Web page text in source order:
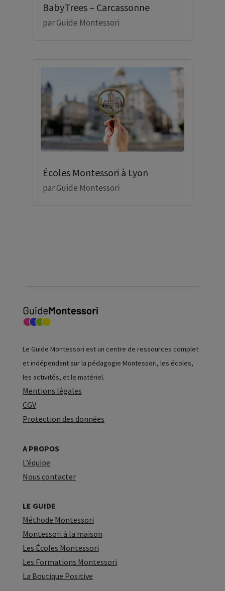
BabyTrees – Carcassonne
parGuide Montessori
Écoles Montessori à Lyon
parGuide Montessori
Le Guide Montessori est un centre de ressources complet
et indépendant sur la pédagogie Montessori, les écoles,
les activités, et le matériel.
Mentions légales
CGV
Protection des données
A PROPOS
L’équipe
Nous contacter
LE GUIDE
Méthode Montessori
Montessori à la maison
Les Écoles Montessori
Les Formations Montessori
La Boutique Positive